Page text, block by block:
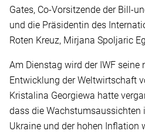
Gates, Co-Vorsitzende der Bill-
und die Präsidentin des
Roten Kreuz, Mirjana Spoljaric
Am Dienstag wird der IWF seine
Entwicklung der Weltwirtschaft
Kristalina Georgiewa hatte
dass die Wachstumsaussichten
Ukraine und der hohen Inflation